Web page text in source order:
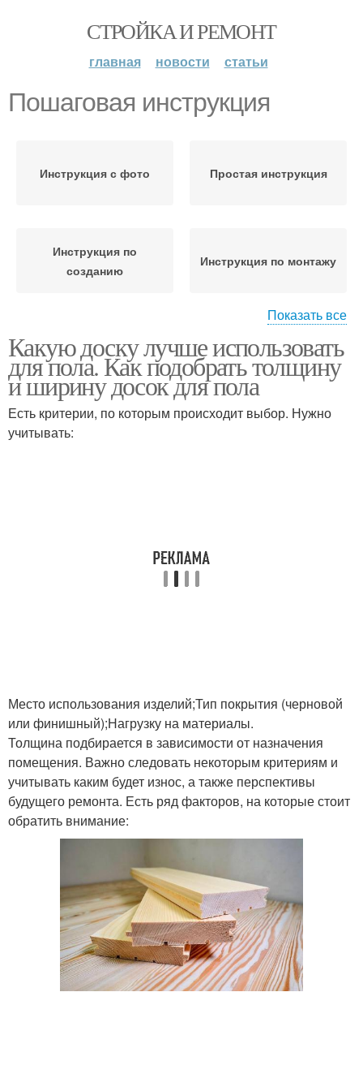
СТРОЙКА И РЕМОНТ
главная новости статьи
Пошаговая инструкция
Инструкция с фото Простая инструкция
Инструкция по
созданию
Инструкция по монтажу
класс
изготовление
Подробная инструкция
Показать все
Какую доску лучше использовать
для пола. Как подобрать толщину
и ширину досок для пола
Есть критерии, по которым происходит выбор. Нужно
учитывать:
Место использования изделий;Тип покрытия (черновой
или финишный);Нагрузку на материалы.
Толщина подбирается в зависимости от назначения
помещения. Важно следовать некоторым критериям и
учитывать каким будет износ, а также перспективы
будущего ремонта. Есть ряд факторов, на которые стоит
обратить внимание: